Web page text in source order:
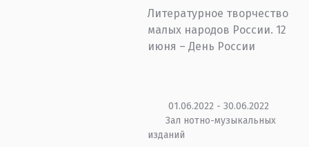
Литературное творчество
малых народов России. 12
июня – День России
01.06.2022 - 30.06.2022
Зал нотно-музыкальных
изданий